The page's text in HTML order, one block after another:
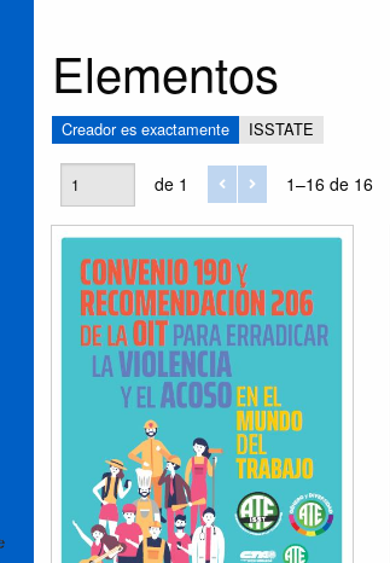
Elementos
Creador es exactamente ISSTATE
de 1 1–16 de 16